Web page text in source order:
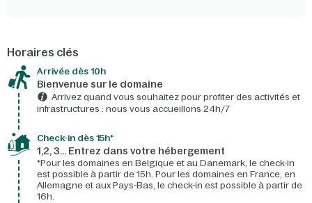
Horaires clés
Arrivée dès 10h​
Bienvenue sur le domaine​
Arrivez quand vous souhaitez pour profiter des activités et
infrastructures : nous vous accueillons 24h/7​
Check-in dès 15h*​
1,2, 3… Entrez dans votre hébergement
*Pour les domaines en Belgique et au Danemark, le check-in
est possible à partir de 15h. Pour les domaines en France, en
Allemagne et aux Pays-Bas, le check-in est possible à partir de
16h.